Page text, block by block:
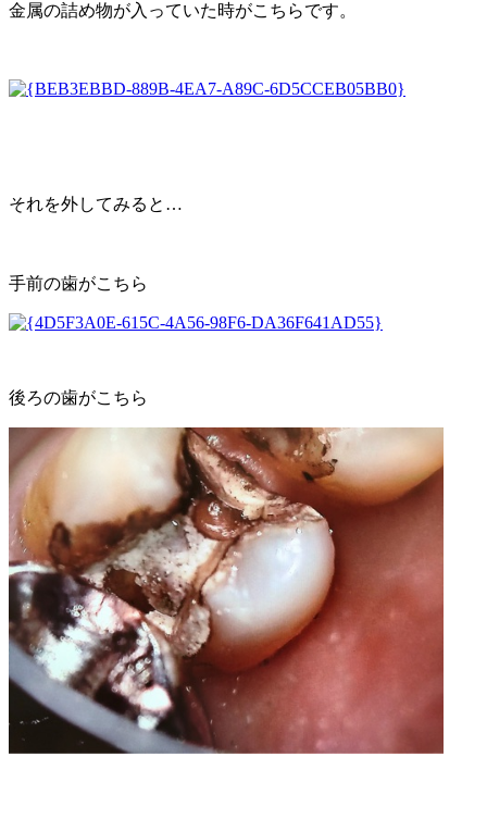
金属の詰め物が入っていた時がこちらです。
それを外してみると …
手前の歯がこちら
後ろの歯がこちら